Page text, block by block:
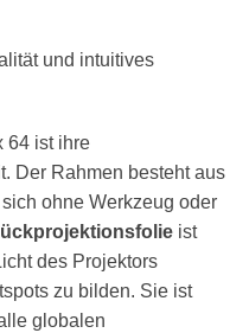
und intuitives
64 ist ihre
Der Rahmen besteht aus
ohne Werkzeug oder
ist
des Projektors
zu bilden. Sie ist
globalen